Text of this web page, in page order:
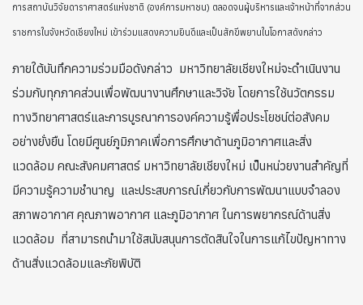
การสถาบันวิจัยดาราศาสตร์แห่งชาติ (องค์การมหาชน) ตลอดจนผู้บริหารและเจ้าหน้าที่จากส่วน
ราชการในจังหวัดเชียงใหม่ เข้าร่วมแสดงความยินดีและเป็นสักขีพยานในโอกาสดังกล่าว
ภายใต้บันทึกความร่วมมือดังกล่าว มหาวิทยาลัยเชียงใหม่จะดำเนินงาน
ร่วมกับทุกภาคส่วนเพื่อพัฒนางานศึกษาและวิจัย โดยการใช้นวัตกรรม
ทางวิทยาศาสตร์และการบูรณาการองค์ความรู้พื่อประโยชน์ต่อสังคม
อย่างยั่งยืน โดยมีศูนย์ภูมิภาคเพื่อการศึกษาด้านภูมิอากาศและสิ่ง
แวดล้อม คณะสังคมศาสตร์ มหาวิทยาลัยเชียงใหม่ เป็นหน่วยงานสำคัญที่
มีความรู้ความชำนาญ และประสบการณ์เกี่ยวกับการพัฒนาแบบจำลอง
สภาพอากาศ คุณภาพอากาศ และภูมิอากาศ ในการพยากรณ์ด้านสิ่ง
แวดล้อม ที่สามารถนำมาใช้สนับสนุนการตัดสินใจในการแก้ไขปัญหาทาง
ด้านสิ่งแวดล้อมและภัยพิบัติ